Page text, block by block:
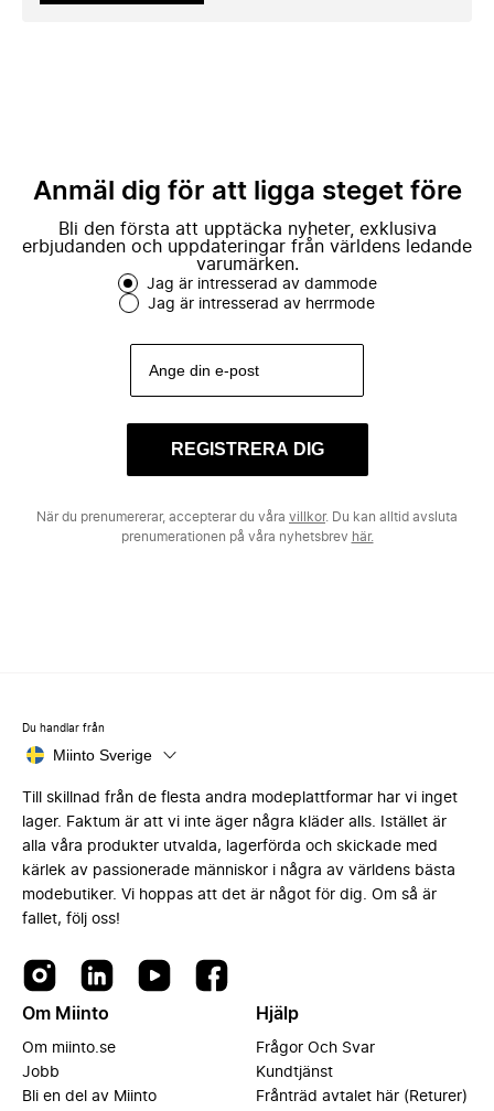
Anmäl dig för att ligga steget före
Bli den första att upptäcka nyheter, exklusiva
erbjudanden och uppdateringar från världens ledande
varumärken.
Jag är intresserad av dammode
Jag är intresserad av herrmode
REGISTRERA DIG
När du prenumererar, accepterar du våra villkor. Du kan alltid avsluta
prenumerationen på våra nyhetsbrev här.
Du handlar från
Miinto Sverige
Till skillnad från de flesta andra modeplattformar har vi inget
lager. Faktum är att vi inte äger några kläder alls. Istället är
alla våra produkter utvalda, lagerförda och skickade med
kärlek av passionerade människor i några av världens bästa
modebutiker. Vi hoppas att det är något för dig. Om så är
fallet, följ oss!
Om Miinto
Om miinto.se
Jobb
Bli en del av Miinto
Hjälp
Frågor Och Svar
Kundtjänst
Frånträd avtalet här (Returer)